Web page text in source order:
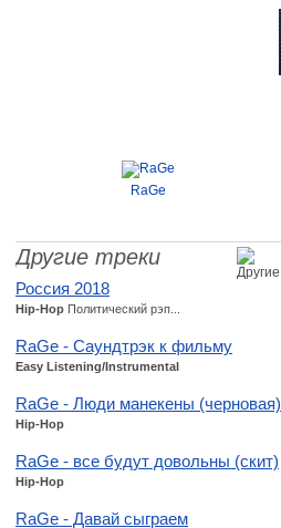
RaGe
Другие треки
Россия 2018
Hip-Hop Политический рэп...
RaGe - Саундтрэк к фильму
Easy Listening/Instrumental
RaGe - Люди манекены (черновая)
Hip-Hop
RaGe - все будут довольны (скит)
Hip-Hop
RaGe - Давай сыграем